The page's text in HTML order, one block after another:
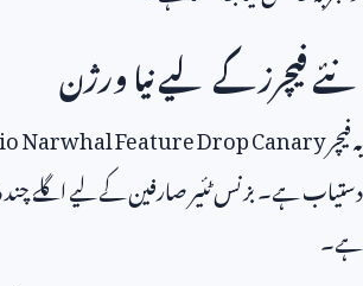
نئے فیچرز کے لیے نیا ورژن
یہ فیچرNarwhal Feature Drop Canary
دستیاب ہے۔ بزنس ٹئیر صارفین کے لیے اگلے چند
ہے۔